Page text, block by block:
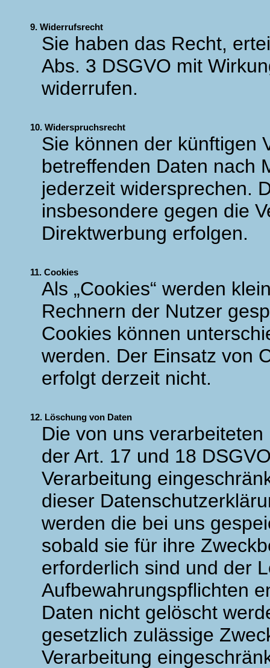
9. Widerrufsrecht
Sie haben das Recht,
Abs. 3 DSGVO mit
widerrufen.
10. Widerspruchsrecht
Sie können der künftigen
betreffenden Daten nach
jederzeit widersprechen.
insbesondere gegen die
Direktwerbung erfolgen.
11. Cookies
Als „Cookies“ werden
Rechnern der Nutzer
Cookies können
werden. Der Einsatz von
erfolgt derzeit nicht.
12. Löschung von Daten
Die von uns
der Art. 17 und 18
Verarbeitung
dieser
werden die bei uns
sobald sie für ihre
erforderlich sind und der
Aufbewahrungspflichten
Daten nicht gelöscht
gesetzlich zulässige
Verarbeitung